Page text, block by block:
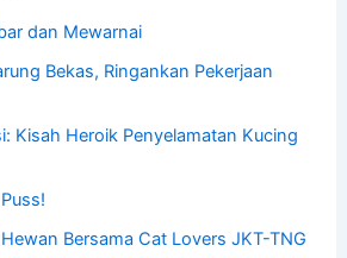
dan Mewarnai
Bekas, Ringankan Pekerjaan
Kisah Heroik Penyelamatan Kucing
Bersama Cat Lovers JKT-TNG